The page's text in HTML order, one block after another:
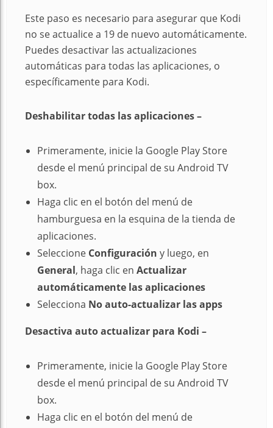
Este paso es necesario para asegurar que Kodi
no se actualice a 19 de nuevo automáticamente.
Puedes desactivar las actualizaciones
automáticas para todas las aplicaciones, o
específicamente para Kodi.
Deshabilitartodas las aplicaciones –
Primeramente, inicie la Google Play Store
desde el menú principal de su Android TV
box.
Haga clic en el botón del menú de
hamburguesa en la esquina de la tienda de
aplicaciones.
Seleccione Configuración y luego, en
General, haga clic en Actualizar
automáticamente las aplicaciones
Selecciona Noauto-actualizar las apps
Desactiva auto actualizar para Kodi –
Primeramente, inicie la Google Play Store
desde el menú principal de su Android TV
box.
Haga clic en el botón del menú de